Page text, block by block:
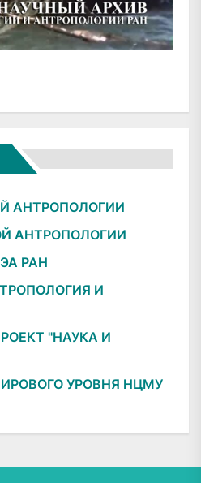
АНТРОПОЛОГИИ
АНТРОПОЛОГИИ
РАН
И
"НАУКА И
УРОВНЯ НЦМУ